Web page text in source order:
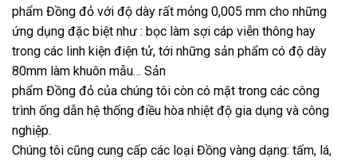
phẩm Đồng đỏ với độ dày rất mỏng 0,005 mm cho những
ứng dụng đặc biệt như : bọc làm sợi cáp viễn thông hay
trong các linh kiện điện tử, tới những sản phẩm có độ dày
80mm làm khuôn mẫu… Sản
phẩm Đồng đỏ của chúng tôi còn có mặt trong các công
trình ống dẫn hệ thống điều hòa nhiệt độ gia dụng và công
nghiệp.
Chúng tôi cũng cung cấp các loại Đồng vàng dạng: tấm, lá,